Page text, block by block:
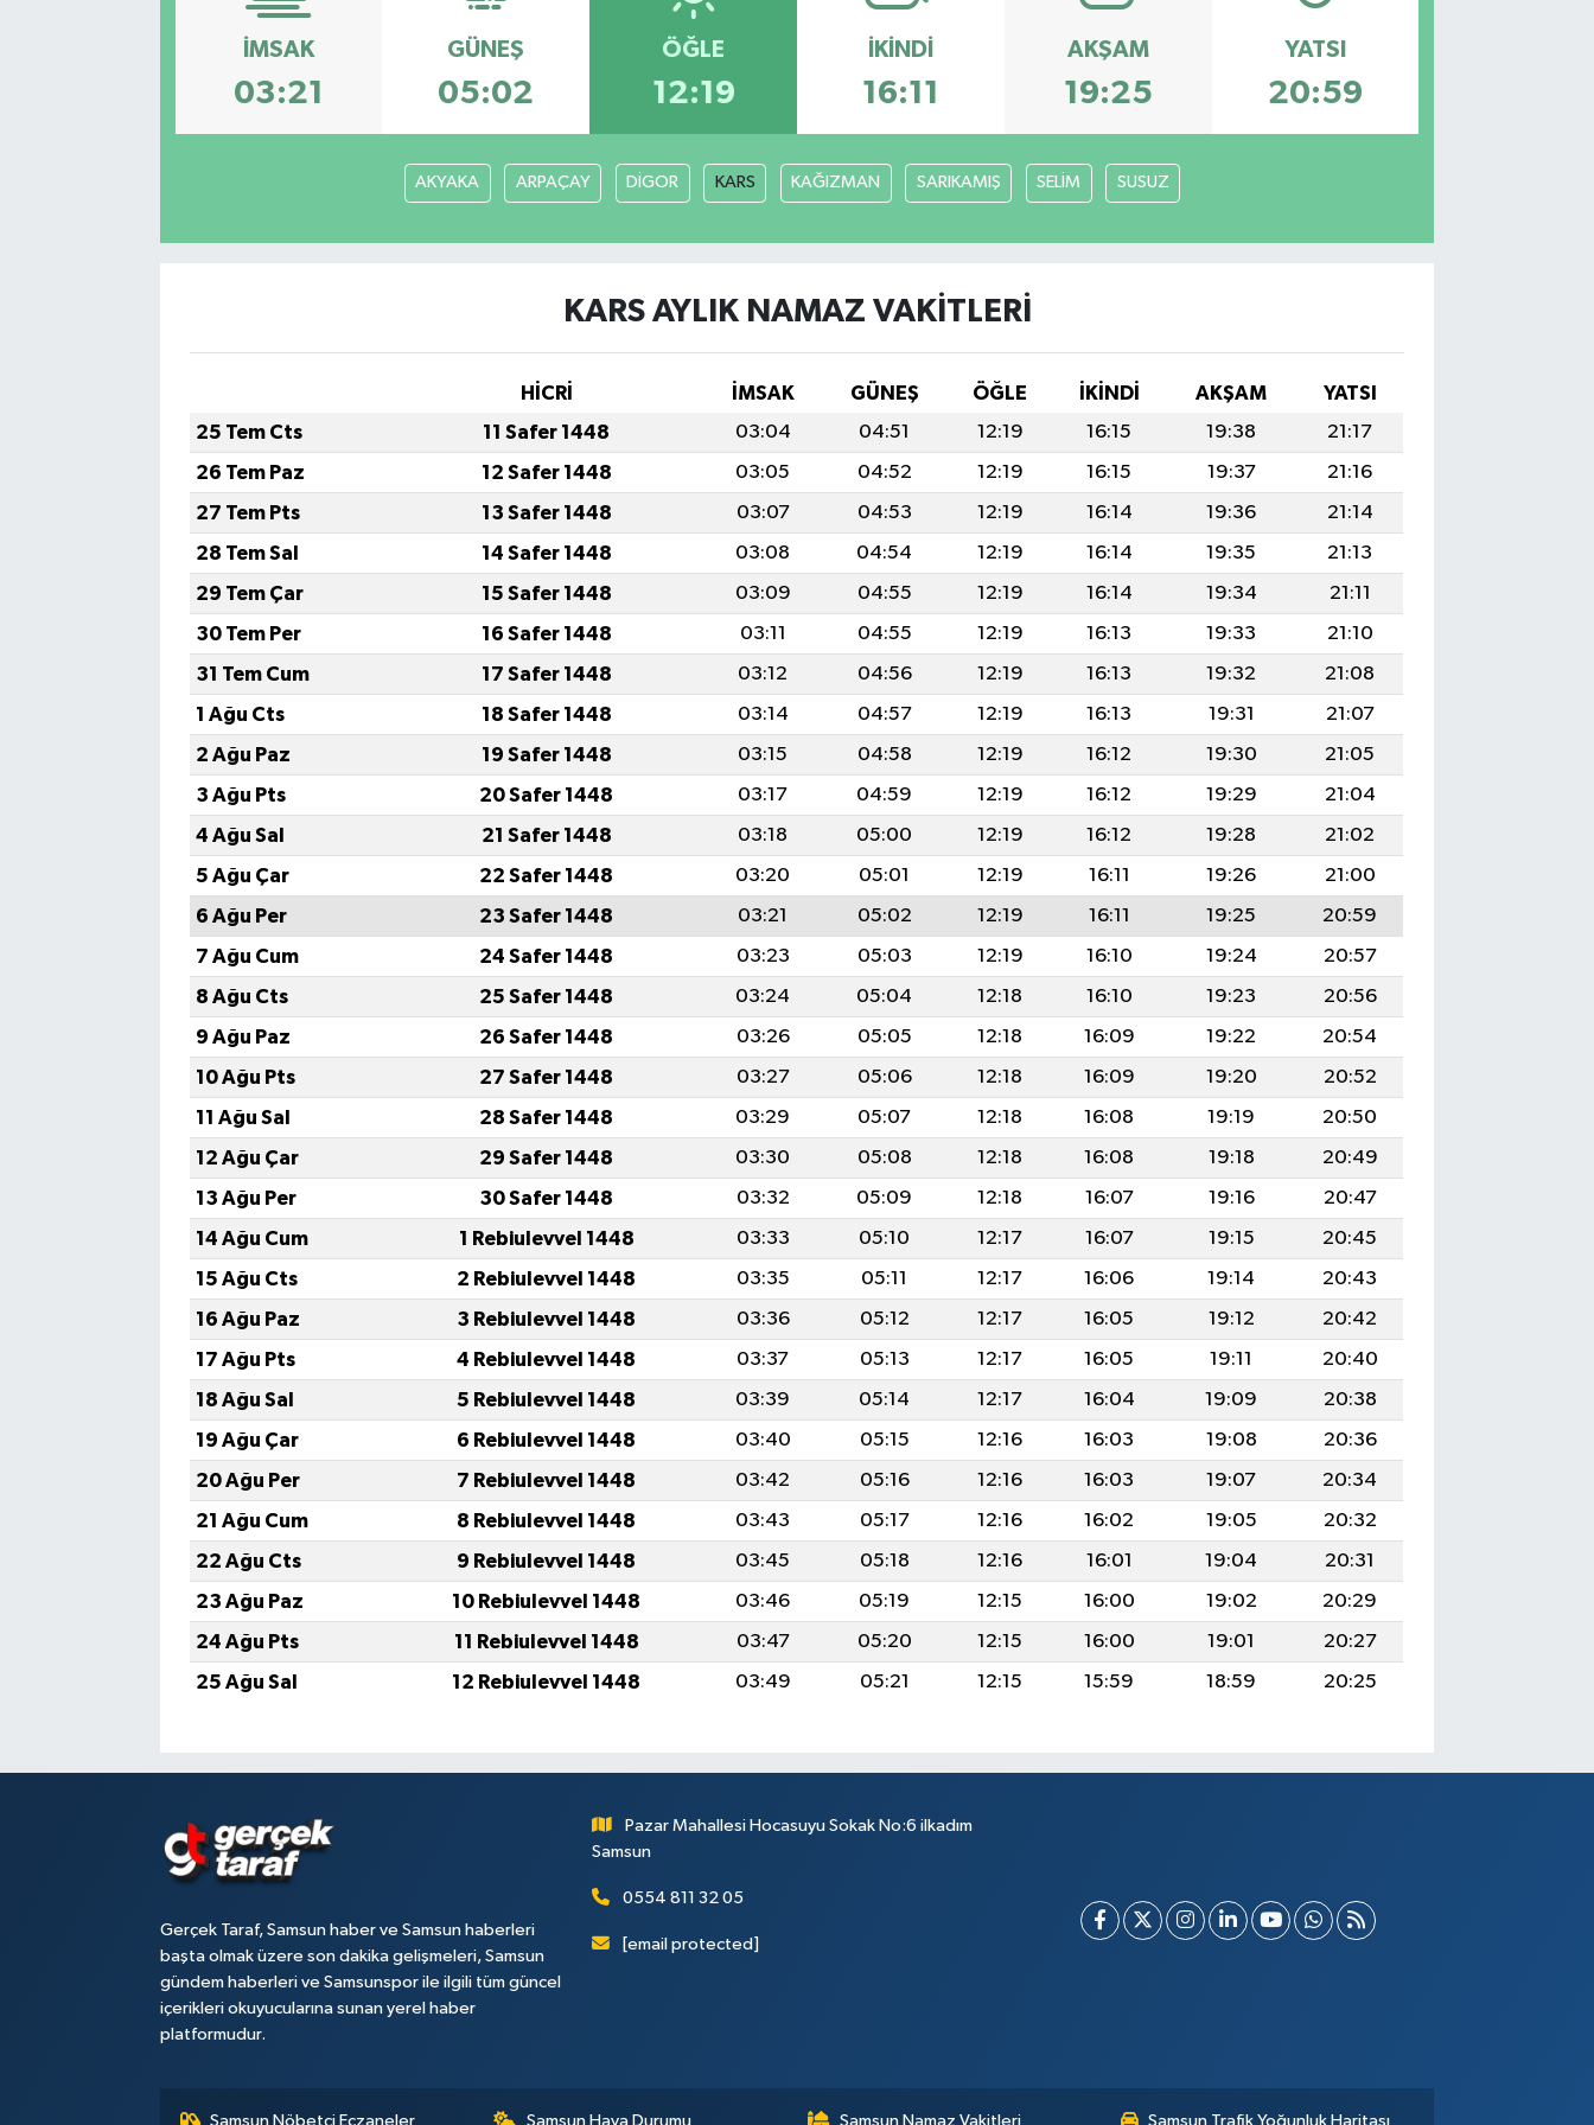
İMSAK
03:21
GÜNEŞ
05:02
ÖĞLE
12:19
İKINDI
16:11
AKŞAM
19:25
YATSI
20:59
AKYAKA ARPAÇAY DİGOR KARS KAĞIZMAN SARIKAMIŞ SELİM SUSUZ
KARS AYLIK NAMAZ VAKITLERI
HİCRİ İMSAK GÜNEŞ ÖĞLE İKINDI AKŞAM
YATSI
25 Tem Cts
11 Safer 1448 03:04 04:51 12:19 16:15 19:38
21:17
26 Tem Paz
12 Safer 1448 03:05 04:52 12:19 16:15 19:37
21:16
27 Tem Pts
13 Safer 1448 03:07 04:53 12:19 16:14 19:36
21:14
28 Tem Sal
14 Safer 1448 03:08 04:54 12:19 16:14 19:35
21:13
29 Tem Çar
15 Safer 1448 03:09 04:55 12:19 16:14 19:34
21:11
30 Tem Per
16 Safer 1448 03:11 04:55 12:19 16:13 19:33
21:10
31 Tem Cum
17 Safer 1448 03:12 04:56 12:19 16:13 19:32
21:08
1 Ağu Cts
18 Safer 1448 03:14 04:57 12:19 16:13 19:31
21:07
2 Ağu Paz
19 Safer 1448 03:15 04:58 12:19 16:12 19:30
21:05
3 Ağu Pts
20 Safer 1448 03:17 04:59 12:19 16:12 19:29
21:04
4 Ağu Sal
21 Safer 1448 03:18 05:00 12:19 16:12 19:28
21:02
5 Ağu Çar
22 Safer 1448 03:20 05:01 12:19 16:11 19:26
21:00
6 Ağu Per
23 Safer 1448 03:21 05:02 12:19 16:11 19:25
20:59
7 Ağu Cum
24 Safer 1448 03:23 05:03 12:19 16:10 19:24
20:57
8 Ağu Cts
25 Safer 1448 03:24 05:04 12:18 16:10 19:23
20:56
9 Ağu Paz
26 Safer 1448 03:26 05:05 12:18 16:09 19:22
20:54
10 Ağu Pts
27 Safer 1448 03:27 05:06 12:18 16:09 19:20
20:52
11 Ağu Sal
28 Safer 1448 03:29 05:07 12:18 16:08 19:19
20:50
12 Ağu Çar
29 Safer 1448 03:30 05:08 12:18 16:08 19:18
20:49
13 Ağu Per
30 Safer 1448 03:32 05:09 12:18 16:07 19:16
20:47
14 Ağu Cum
1 Rebiulevvel 1448 03:33 05:10 12:17 16:07 19:15
20:45
15 Ağu Cts
2 Rebiulevvel 1448 03:35 05:11 12:17 16:06 19:14
20:43
16 Ağu Paz
3 Rebiulevvel 1448 03:36 05:12 12:17 16:05 19:12
20:42
17 Ağu Pts
4 Rebiulevvel 1448 03:37 05:13 12:17 16:05 19:11
20:40
18 Ağu Sal
5 Rebiulevvel 1448 03:39 05:14 12:17 16:04 19:09
20:38
19 Ağu Çar
6 Rebiulevvel 1448 03:40 05:15 12:16 16:03 19:08
20:36
20 Ağu Per
7 Rebiulevvel 1448 03:42 05:16 12:16 16:03 19:07
20:34
21 Ağu Cum
8 Rebiulevvel 1448 03:43 05:17 12:16 16:02 19:05
20:32
22 Ağu Cts
9 Rebiulevvel 1448 03:45 05:18 12:16 16:01 19:04
20:31
23 Ağu Paz
10 Rebiulevvel 1448 03:46 05:19 12:15 16:00 19:02
20:29
24 Ağu Pts
11 Rebiulevvel 1448 03:47 05:20 12:15 16:00 19:01
20:27
25 Ağu Sal
12 Rebiulevvel 1448 03:49 05:21 12:15 15:59 18:59 20:25
Gerçek Taraf, Samsun haber ve Samsun haberleri
başta olmak üzere son dakika gelişmeleri, Samsun
gündem haberleri ve Samsunspor ile ilgili tüm güncel
içerikleri okuyucularına sunan yerel haber
platformudur.
Pazar Mahallesi Hocasuyu Sokak No:6 ilkadım
Samsun
0554 811 32 05
[email protected]
Samsun Nöbetçi Eczaneler Samsun Hava Durumu Samsun Namaz Vakitleri Samsun Trafik Yoğunluk Haritası